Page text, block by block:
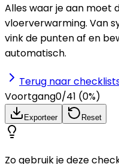
Alles waar je aan moet
vloerverwarming. Van
vink de punten af en
automatisch.
Terug naar
Voortgang0/41 (0%)
Exporteer Reset
Zo gebruik je deze